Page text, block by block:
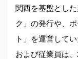
関西を基盤とし
ク」の発行や、
ト」を運営して
および従業員は